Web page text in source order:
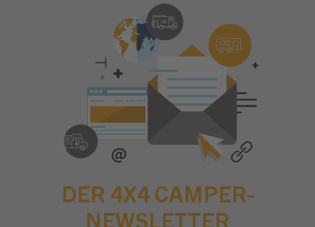
DER 4X4 CAMPER-